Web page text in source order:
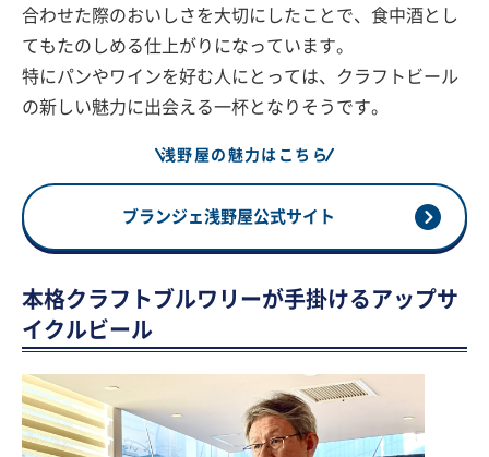
合わせた際のおいしさを大切にしたことで、食中酒とし
てもたのしめる仕上がりになっています。
特にパンやワインを好む人にとっては、クラフトビール
の新しい魅力に出会える一杯となりそうです。
浅野屋の魅力はこちら
ブランジェ浅野屋公式サイト
本格クラフトブルワリーが手掛けるアップサ
イクルビール